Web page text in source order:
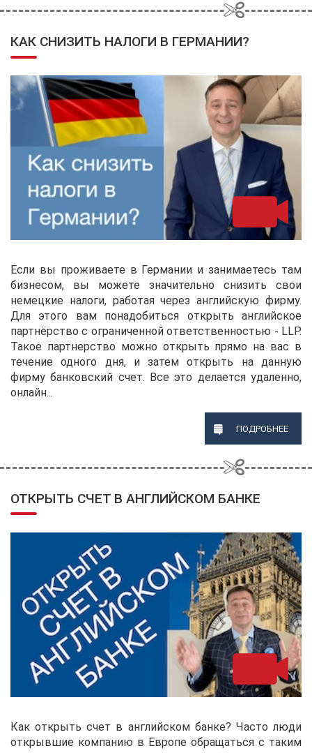
КАК СНИЗИТЬ НАЛОГИ В ГЕРМАНИИ?
Если вы проживаете в Германии и занимаетесь там
бизнесом, вы можете значительно снизить свои
немецкие налоги, работая через английскую фирму.
Для этого вам понадобиться открыть английское
партнёрство с ограниченной ответственностью - LLP.
Такое партнерство можно открыть прямо на вас в
течение одного дня, и затем открыть на данную
фирму банковский счет. Все это делается удаленно,
онлайн...
ПОДРОБНЕЕ
ОТКРЫТЬ СЧЕТ В АНГЛИЙСКОМ БАНКЕ
Как открыть счет в английском банке? Часто люди
открывшие компанию в Европе обращаться с таким